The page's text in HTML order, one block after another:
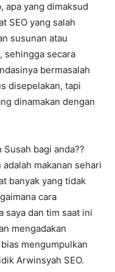
apa yang dimaksud
SEO yang salah
susunan atau
sehingga secara
bermasalah
disepelakan, tapi
dinamakan dengan
bagi anda??
makanan sehari
banyak yang tidak
cara
saya dan tim saat ini
mengadakan
mengumpulkan
Arwinsyah SEO.